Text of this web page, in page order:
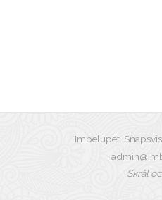
Imbelupet.
Skrål